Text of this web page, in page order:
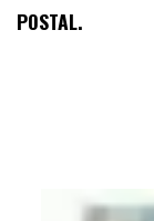
POSTAL.